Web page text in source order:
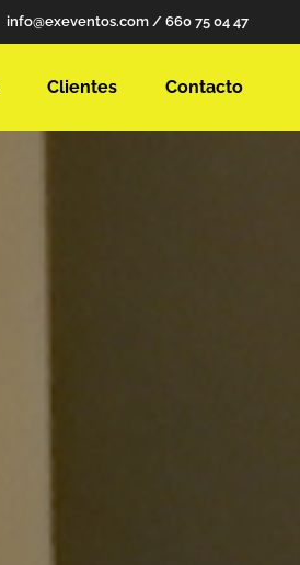
info@exeventos.com / 660 75 04 47
Clientes Contacto